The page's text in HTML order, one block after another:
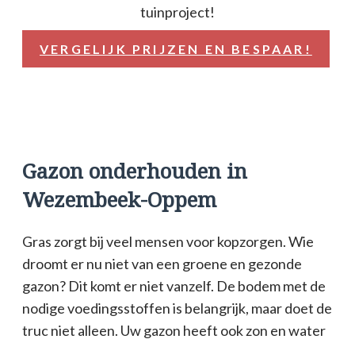
tuinproject!
VERGELIJK PRIJZEN EN BESPAAR!
Gazon onderhouden in
Wezembeek-Oppem
Gras zorgt bij veel mensen voor kopzorgen. Wie
droomt er nu niet van een groene en gezonde
gazon? Dit komt er niet vanzelf. De bodem met de
nodige voedingsstoffen is belangrijk, maar doet de
truc niet alleen. Uw gazon heeft ook zon en water